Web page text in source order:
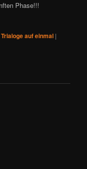
Phase!!!
auf einmal |